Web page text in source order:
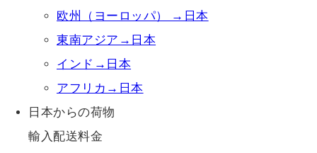
欧州（ヨーロッパ） →日本
東南アジア→日本
インド→日本
アフリカ→日本
日本からの荷物
輸入配送料金